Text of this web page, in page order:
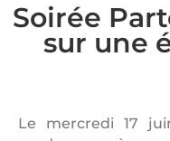
Soirée
sur une
Le mercredi 17